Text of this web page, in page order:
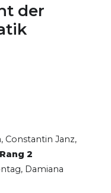
der
Constantin Janz,
Rang 2
Damiana